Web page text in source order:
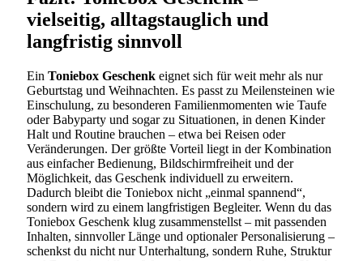
vielseitig, alltagstauglich und
langfristig sinnvoll
Ein Toniebox Geschenk eignet sich für weit mehr als nur
Geburtstag und Weihnachten. Es passt zu Meilensteinen wie
Einschulung, zu besonderen Familienmomenten wie Taufe
oder Babyparty und sogar zu Situationen, in denen Kinder
Halt und Routine brauchen – etwa bei Reisen oder
Veränderungen. Der größte Vorteil liegt in der Kombination
aus einfacher Bedienung, Bildschirmfreiheit und der
Möglichkeit, das Geschenk individuell zu erweitern.
Dadurch bleibt die Toniebox nicht „einmal spannend“,
sondern wird zu einem langfristigen Begleiter. Wenn du das
Toniebox Geschenk klug zusammenstellst – mit passenden
Inhalten, sinnvoller Länge und optionaler Personalisierung –
schenkst du nicht nur Unterhaltung, sondern Ruhe, Struktur